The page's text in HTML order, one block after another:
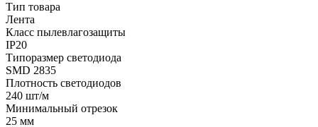
Тип товара
Лента
Класс пылевлагозащиты
IP20
Типоразмер светодиода
SMD 2835
Плотность светодиодов
240 шт/м
Минимальный отрезок
25 мм